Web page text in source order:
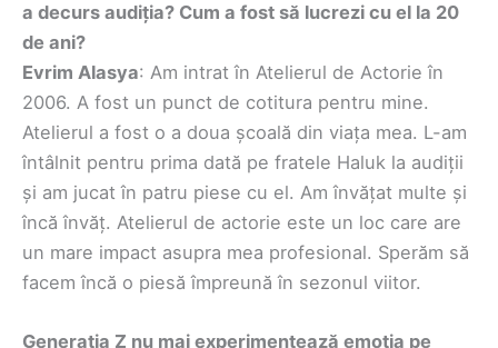
a decurs audiția? Cum a fost să lucrezi cu el la 20
de ani?
Evrim Alasya: Am intrat în Atelierul de Actorie în
2006. A fost un punct de cotitura pentru mine.
Atelierul a fost o a doua școală din viața mea. L-am
întâlnit pentru prima dată pe fratele Haluk la audiții
și am jucat în patru piese cu el. Am învățat multe și
încă învăț. Atelierul de actorie este un loc care are
un mare impact asupra mea profesional. Sperăm să
facem încă o piesă împreună în sezonul viitor.
Generația Z nu mai experimentează emoția pe